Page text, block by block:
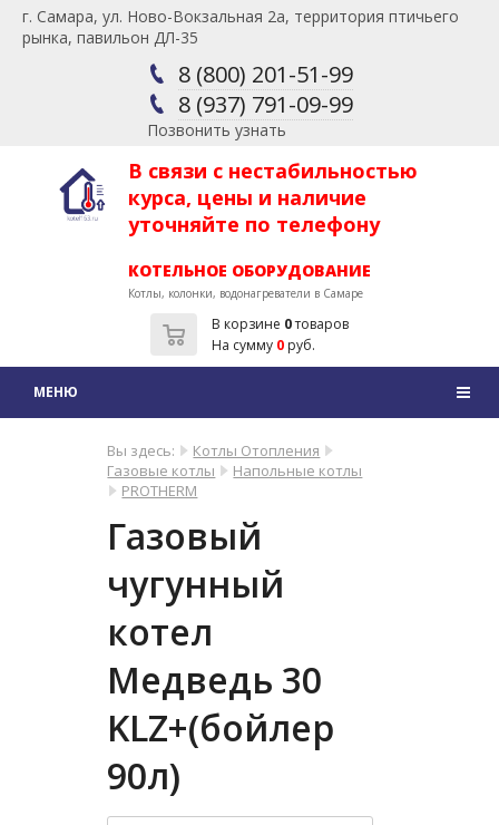
г. Самара, ул. Ново-Вокзальная 2а, территория птичьего
рынка, павильон ДЛ-35
8 (800) 201-51-99
8 (937) 791-09-99
Позвонить узнать
В связи с нестабильностью
курса, цены и наличие
уточняйте по телефону
КОТЕЛЬНОЕ ОБОРУДОВАНИЕ
Котлы, колонки, водонагреватели в Самаре
В корзине 0товаров
На сумму 0руб.
Вы здесь:
Котлы Отопления
Газовые котлы
Напольные котлы
PROTHERM
Газовый
чугунный
котел
Медведь 30
KLZ+(бойлер
90л)